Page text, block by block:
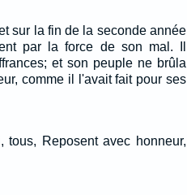
sur la fin de la seconde année
par la force de son mal. Il
et son peuple ne brûla
comme il l'avait fait pour ses
Reposent avec honneur,